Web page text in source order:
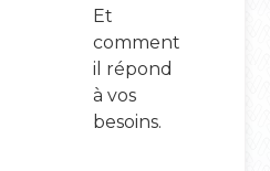
Et
comment
il répond
à vos
besoins.